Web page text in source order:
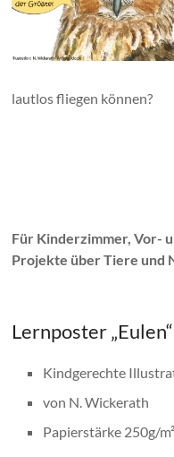
lautlos fliegen können?
Für Kinderzimmer, Vor-
Projekte über Tiere und
Lernposter „Eulen“
Kindgerechte
von N. Wickerath
Papierstärke 250g/m²